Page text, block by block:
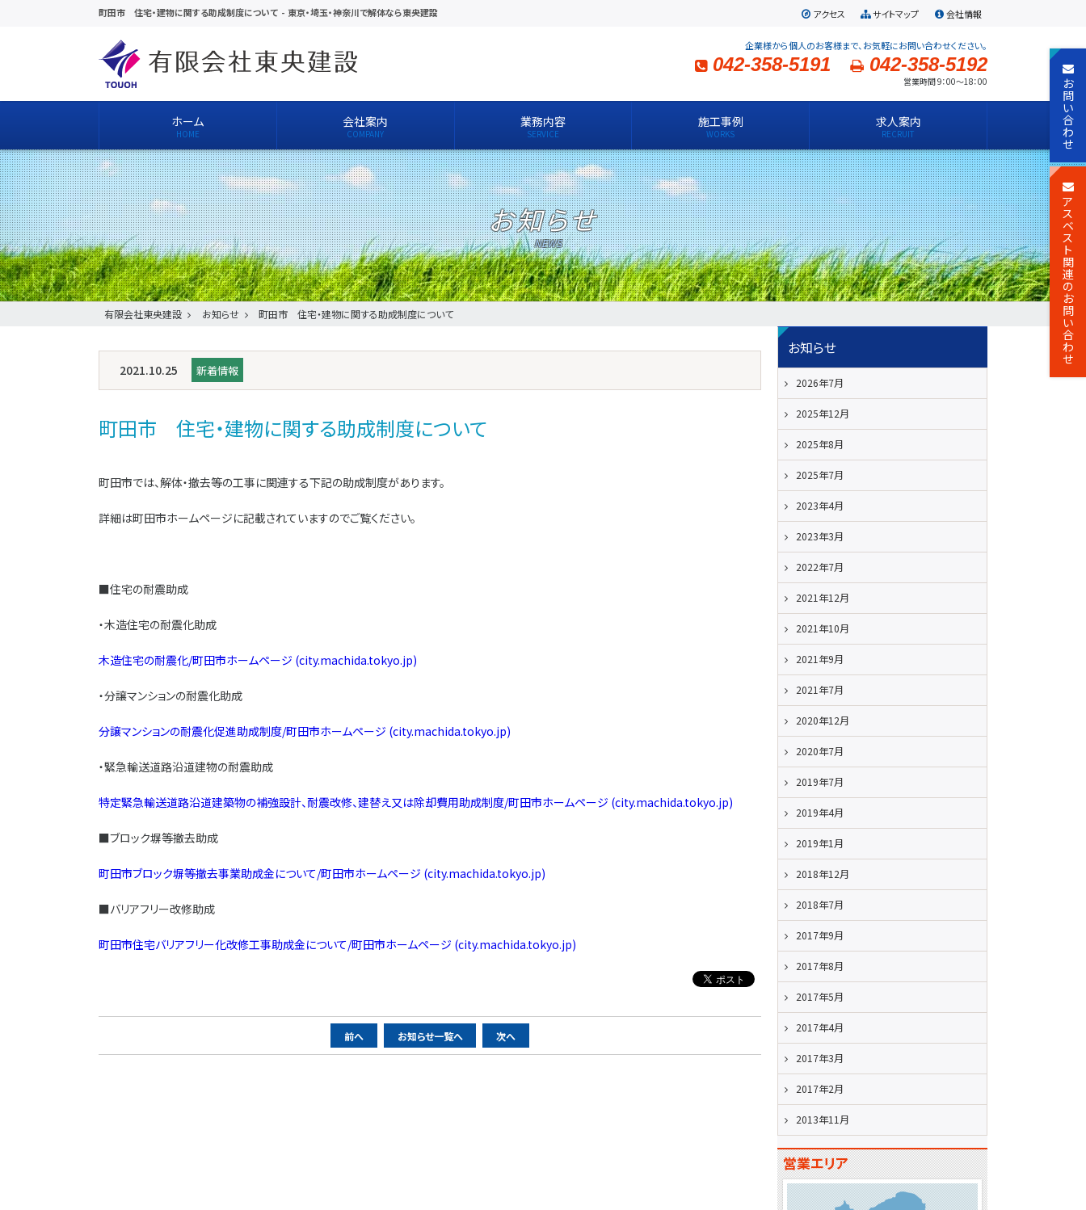
町田市 住宅・建物に関する助成制度について - 東京・埼玉・神奈川で解体なら東央建設 アクセス サイトマップ 会社情報
企業様から個人のお客様まで、お気軽にお問い合わせください。
042-358-5191 042-358-5192
営業時間 9：00～18：00
ホーム 会社案内 業務内容 施工事例 求人案内
お知らせ
有限会社東央建設 お知らせ 町田市 住宅・建物に関する助成制度について
2021.10.25 新着情報
町田市 住宅・建物に関する助成制度について
町田市では、解体・撤去等の工事に関連する下記の助成制度があります。
詳細は町田市ホームページに記載されていますのでご覧ください。
■住宅の耐震助成
・木造住宅の耐震化助成
木造住宅の耐震化/町田市ホームページ (city.machida.tokyo.jp)
・分譲マンションの耐震化助成
分譲マンションの耐震化促進助成制度/町田市ホームページ (city.machida.tokyo.jp)
・緊急輸送道路沿道建物の耐震助成
特定緊急輸送道路沿道建築物の補強設計、耐震改修、建替え又は除却費用助成制度/町田市ホームページ (city.machida.tokyo.jp)
■ブロック塀等撤去助成
町田市ブロック塀等撤去事業助成金について/町田市ホームページ (city.machida.tokyo.jp)
■バリアフリー改修助成
町田市住宅バリアフリー化改修工事助成金について/町田市ホームページ (city.machida.tokyo.jp)
ー
前へ お知らせ一覧へ 次へ
お知らせ
2026年7月
2025年12月
2025年8月
2025年7月
2023年4月
2023年3月
2022年7月
2021年12月
2021年10月
2021年9月
2021年7月
2020年12月
2020年7月
2019年7月
2019年4月
2019年1月
2018年12月
2018年7月
2017年9月
2017年8月
2017年5月
2017年4月
2017年3月
2017年2月
2013年11月
営業エリア
お
問
い
合
わ
せ
ア
ス
ベ
ス
ト
関
連
の
お
問
い
合
わ
せ